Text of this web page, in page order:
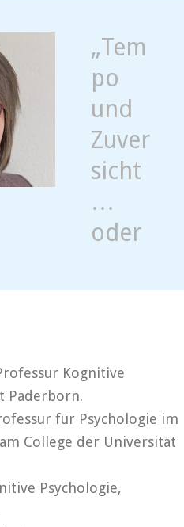
„Tem
po
und
Zuver
sicht
…
oder
Kognitive
Paderborn.
für Psychologie im
College der Universität
Psychologie,